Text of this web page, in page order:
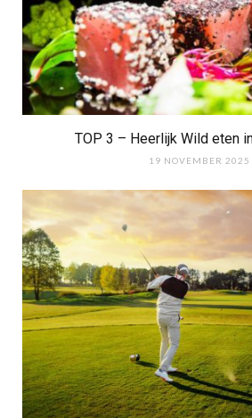
TOP 3 – Heerlijk Wild eten
19 NOVEMBER 2025